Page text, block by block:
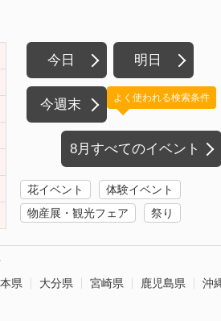
今日 明日
今週末
8月すべてのイベント
よく使われる検索条件
花イベント
体験イベント
物産展・観光フェア
祭り
県 大分県 宮崎県 鹿児島県
沖